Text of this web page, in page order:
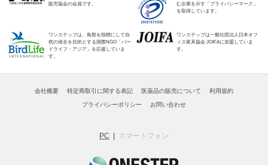
販売協会の会員です。
む企業を示す「プライバシーマーク」
を取得しています。
ワンステップは、鳥類を指標にして自
然の保全を目的とする国際NGO「バー
ドライフ・アジア」を応援していま
す。
ワンステップは一般社団法人日本オフ
ィス家具協会 JOIFAに加盟していま
す。
会社概要 特定商取引に関する表記 医薬品の販売について 利用規約
プライバシーポリシー お問い合わせ
PC スマートフォン